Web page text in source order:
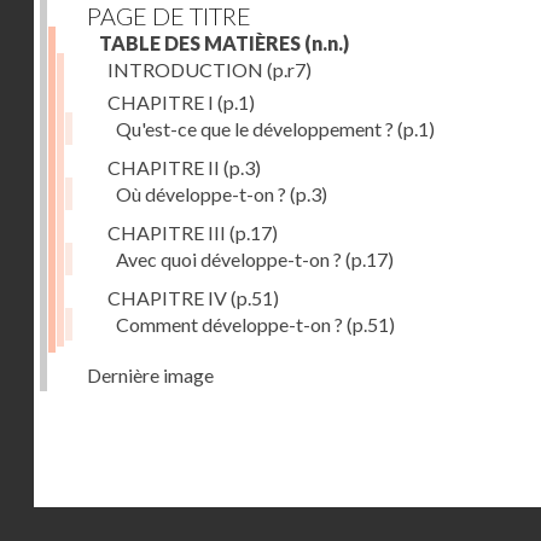
PAGE DE TITRE
TABLE DES MATIÈRES (n.n.)
INTRODUCTION (p.r7)
CHAPITRE I (p.1)
Qu'est-ce que le développement ? (p.1)
CHAPITRE II (p.3)
Où développe-t-on ? (p.3)
CHAPITRE III (p.17)
Avec quoi développe-t-on ? (p.17)
CHAPITRE IV(p.51)
Comment développe-t-on ? (p.51)
Dernière image